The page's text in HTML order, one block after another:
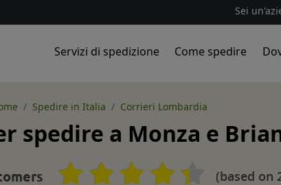
Sei
Servizi di spedizione Come spedire
Spedire in Italia Corrieri Lombardia
spedire a Monza e
(based on